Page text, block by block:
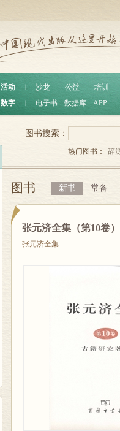
活动 沙龙 公益
培训
数字
电子书 数据库 APP
图书搜索：
热门图书： 辞
图书 新书 常备
张元济全集（第10卷
张元济全集